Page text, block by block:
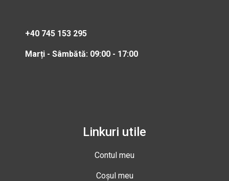
+40 745 153 295
Marți - Sâmbătă: 09:00 - 17:00
Linkuri utile
Contul meu
Coșul meu